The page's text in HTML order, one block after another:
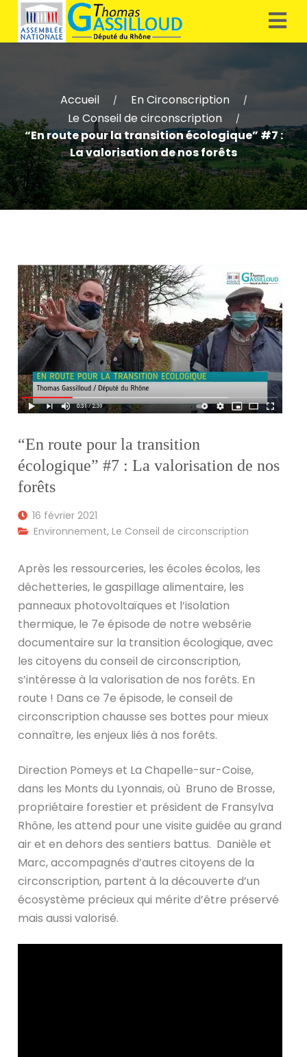
Accueil / En Circonscription /
Le Conseil de circonscription /
“En route pour la transition écologique” #7 :
La valorisation de nos forêts
“En route pour la transition
écologique” #7 : La valorisation de nos
forêts
16 février 2021
Environnement,Le Conseil de circonscription
Après les ressourceries, les écoles écolos, les
déchetteries, le gaspillage alimentaire, les
panneaux photovoltaïques et l’isolation
thermique, le 7e épisode de notre websérie
documentaire sur la transition écologique, avec
les citoyens du conseil de circonscription,
s’intéresse à la valorisation de nos forêts. En
route ! Dans ce 7e épisode, le conseil de
circonscription chausse ses bottes pour mieux
connaître, les enjeux liés à nos forêts.
Direction Pomeys et La Chapelle-sur-Coise,
dans les Monts du Lyonnais, où Bruno de Brosse,
propriétaire forestier et président de Fransylva
Rhône, les attend pour une visite guidée au grand
air et en dehors des sentiers battus. Danièle et
Marc, accompagnés d’autres citoyens de la
circonscription, partent à la découverte d’un
écosystème précieux qui mérite d’être préservé
mais aussi valorisé.